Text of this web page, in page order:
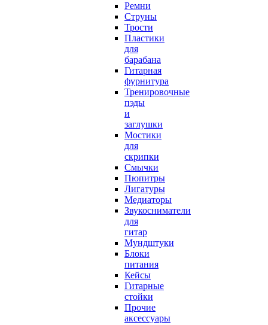
Ремни
Струны
Трости
Пластики
для
барабана
Гитарная
фурнитура
Тренировочные
пэды
и
заглушки
Мостики
для
скрипки
Смычки
Пюпитры
Лигатуры
Медиаторы
Звукосниматели
для
гитар
Мундштуки
Блоки
питания
Кейсы
Гитарные
стойки
Прочие
аксессуары